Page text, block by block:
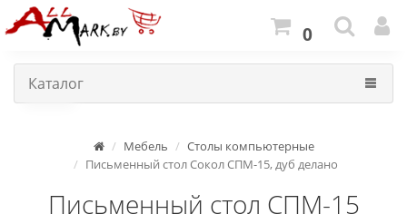
0
Каталог
Мебель
Столы компьютерные
Письменный стол Сокол СПМ-15, дуб делано
Письменный стол СПМ-15